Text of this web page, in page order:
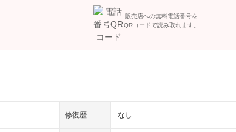
販売店への無料電話番号を
QRコードで読み取れます。
修復歴 なし